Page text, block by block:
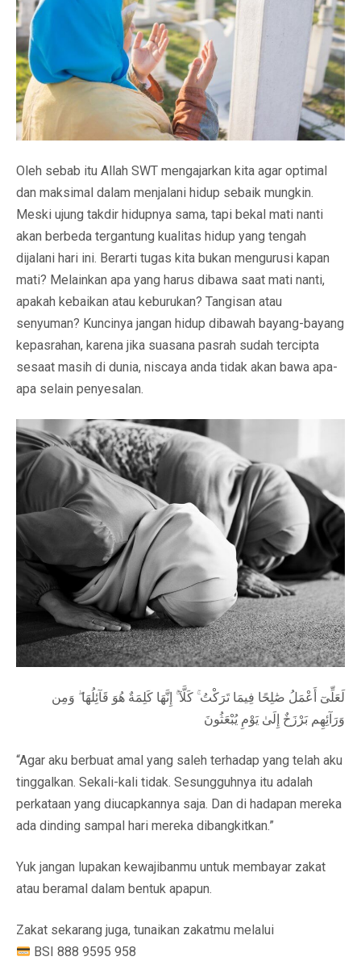
Oleh sebab itu Allah SWT mengajarkan kita agar optimal
dan maksimal dalam menjalani hidup sebaik mungkin.
Meski ujung takdir hidupnya sama, tapi bekal mati nanti
akan berbeda tergantung kualitas hidup yang tengah
dijalani hari ini. Berarti tugas kita bukan mengurusi kapan
mati? Melainkan apa yang harus dibawa saat mati nanti,
apakah kebaikan atau keburukan? Tangisan atau
senyuman? Kuncinya jangan hidup dibawah bayang-bayang
kepasrahan, karena jika suasana pasrah sudah tercipta
sesaat masih di dunia, niscaya anda tidak akan bawa apa-
apa selain penyesalan.
لَعَلِّىٓ أَعْمَلُ صَٰلِحًا فِيمَا تَرَكْتُ ۚ كَلَّآ ۚ إِنَّهَا كَلِمَةٌ هُوَ قَآئِلُهَا ۖ وَمِن
وَرَآئِهِم بَرْزَخٌ إِلَىٰ يَوْمِ يُبْعَثُونَ
“Agar aku berbuat amal yang saleh terhadap yang telah aku
tinggalkan. Sekali-kali tidak. Sesungguhnya itu adalah
perkataan yang diucapkannya saja. Dan di hadapan mereka
ada dinding sampal hari mereka dibangkitkan.”
Yuk jangan lupakan kewajibanmu untuk membayar zakat
atau beramal dalam bentuk apapun.
Zakat sekarang juga, tunaikan zakatmu melalui
BSI 888 9595 958